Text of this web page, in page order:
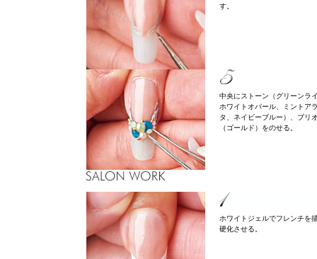
す。
中央にストーン（グリーンラ
ホワイトオパール、ミントア
タ、ネイビーブルー）、ブリ
（ゴールド）をのせる。
ホワイトジェルでフレンチを
硬化させる。